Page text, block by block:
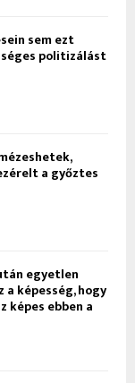
sem ezt
politizálást
a győztes
egyetlen
képesség, hogy
képes ebben a